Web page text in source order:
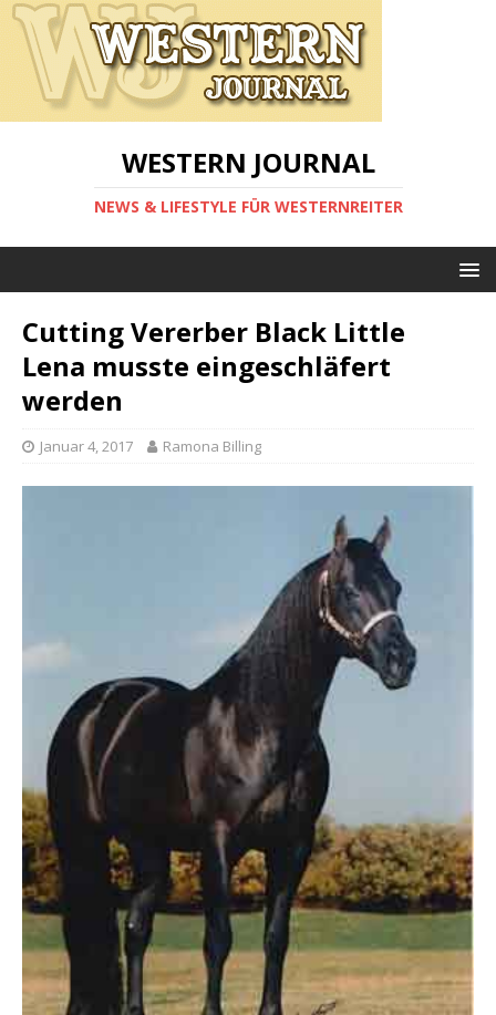
WESTERN JOURNAL
NEWS & LIFESTYLE FÜR WESTERNREITER
Cutting Vererber Black Little
Lena musste eingeschläfert
werden
Januar 4, 2017 Ramona Billing